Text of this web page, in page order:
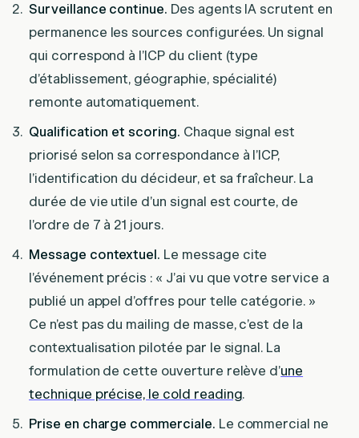
Surveillance continue. Des agents IA scrutent en
permanence les sources configurées. Un signal
qui correspond à l’ICP du client (type
d’établissement, géographie, spécialité)
remonte automatiquement.
Qualification et scoring. Chaque signal est
priorisé selon sa correspondance à l’ICP,
l’identification du décideur, et sa fraîcheur. La
durée de vie utile d’un signal est courte, de
l’ordre de 7 à 21 jours.
Message contextuel. Le message cite
l’événement précis : « J’ai vu que votre service a
publié un appel d’offres pour telle catégorie. »
Ce n’est pas du mailing de masse, c’est de la
contextualisation pilotée par le signal. La
formulation de cette ouverture relève d’une
technique précise, le cold reading.
Prise en charge commerciale. Le commercial ne